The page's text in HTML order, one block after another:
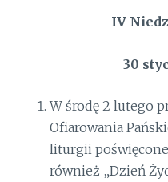
IV
30
W środę 2 lutego
Ofiarowania
liturgii poświęcone
również „Dzień